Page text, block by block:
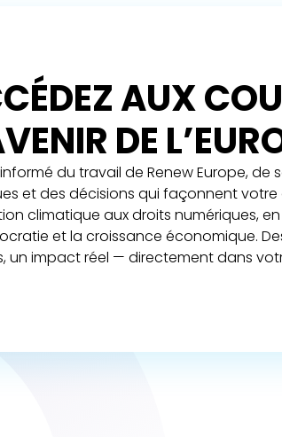
AUX
DE
du travail de Renew Europe, de
et des décisions qui façonnent
climatique aux droits numériques,
et la croissance économique.
un impact réel — directement dans